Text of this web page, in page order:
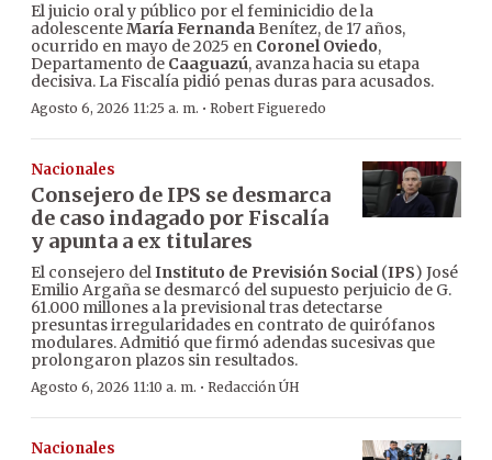
El juicio oral y público por el feminicidio de la
adolescenteMaría FernandaBenítez, de 17 años,
ocurrido en mayo de 2025 en Coronel Oviedo,
Departamento de Caaguazú, avanza hacia su etapa
decisiva. La Fiscalía pidió penas duras para acusados.
Agosto 6, 2026 11:25 a. m. · Robert Figueredo
Nacionales
Consejero de IPS se desmarca
de caso indagado por Fiscalía
y apunta a ex titulares
El consejero delInstituto de Previsión Social(IPS) José
Emilio Argaña se desmarcó del supuesto perjuicio de G.
61.000 millones a la previsional tras detectarse
presuntas irregularidades en contrato de quirófanos
modulares. Admitió que firmó adendas sucesivas que
prolongaron plazos sin resultados.
Agosto 6, 2026 11:10 a. m. · Redacción ÚH
Nacionales